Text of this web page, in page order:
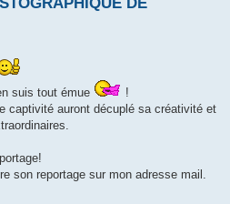
suis tout émue
!
captivité auront décuplé sa créativité et
son reportage sur mon adresse mail.